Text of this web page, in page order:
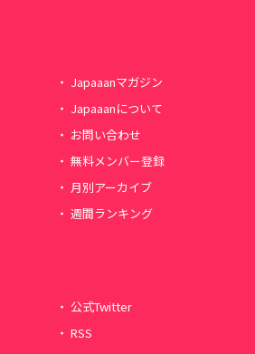
Japaaanマガジン
Japaaanについて
お問い合わせ
無料メンバー登録
月別アーカイブ
週間ランキング
公式Twitter
RSS